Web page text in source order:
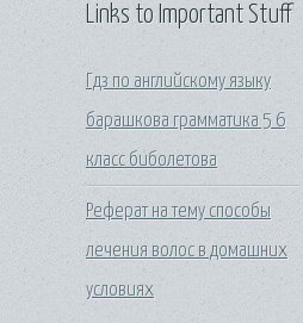
Links to Important Stuff
Гдз по английскому языку
барашкова грамматика 5 6
класс биболетова
Реферат на тему способы
лечения волос в домашних
условиях